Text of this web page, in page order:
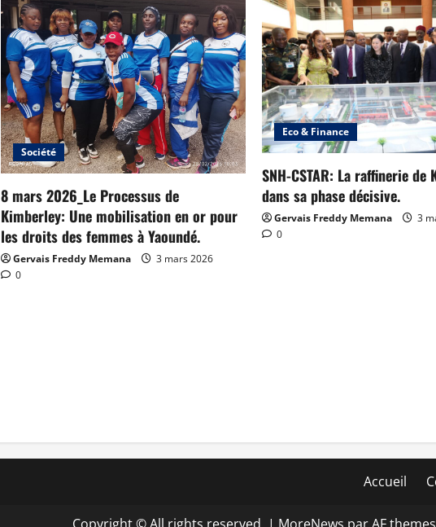
Société
8 mars 2026_Le Processus de
Kimberley: Une mobilisation en or pour
les droits des femmes à Yaoundé.
Gervais Freddy Memana
3 mars 2026
0
Eco & Finance
SNH-CSTAR: La raffinerie
dans sa phase décisive.
Gervais Freddy Memana
3
0
Accueil